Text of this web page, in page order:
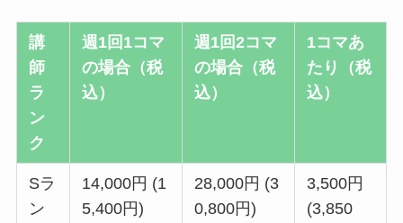
講
師
ラ
ン
ク
週1回1コマ
の場合（税
込）
週1回2コマ
の場合（税
込）
1コマあ
たり（税
込）
Sラ
ン
14,000円 (1
5,400円)
28,000円 (3
0,800円)
3,500円
(3,850